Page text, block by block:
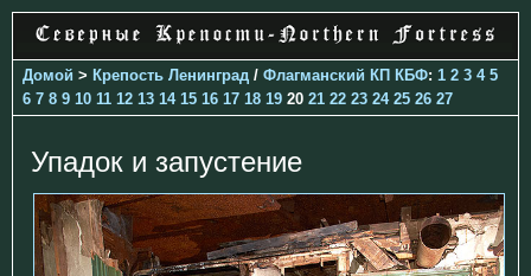
Домой > Крепость Ленинград / Флагманский КП КБФ: 1 2 3 4 5
6 7 8 9 10 11 12 13 14 15 16 17 18 19 20 21 22 23 24 25 26 27
Упадок и запустение